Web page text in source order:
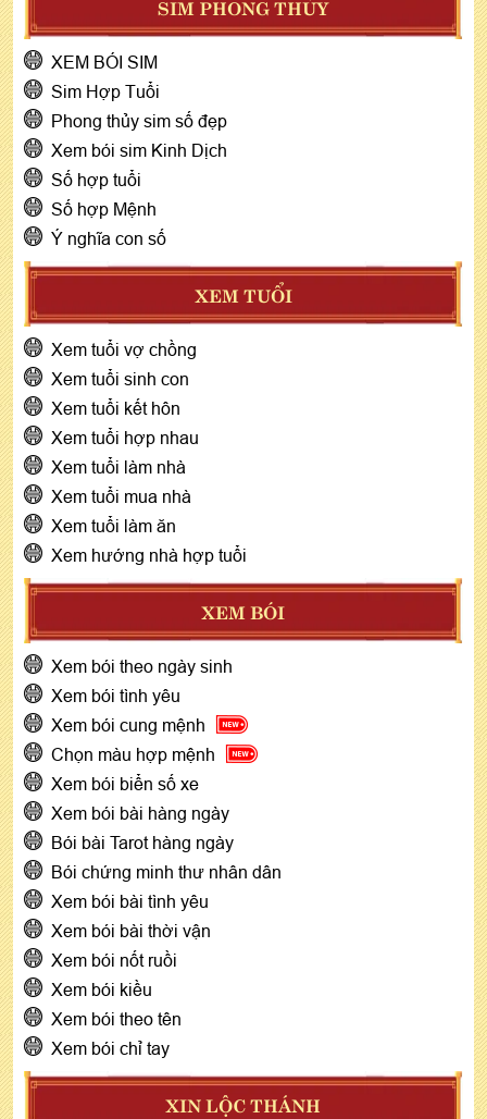
SIM PHONG THỦY
XEM BÓI SIM
Sim Hợp Tuổi
Phong thủy sim số đẹp
Xem bói sim Kinh Dịch
Số hợp tuổi
Số hợp Mệnh
Ý nghĩa con số
XEM TUỔI
Xem tuổi vợ chồng
Xem tuổi sinh con
Xem tuổi kết hôn
Xem tuổi hợp nhau
Xem tuổi làm nhà
Xem tuổi mua nhà
Xem tuổi làm ăn
Xem hướng nhà hợp tuổi
XEM BÓI
Xem bói theo ngày sinh
Xem bói tình yêu
Xem bói cung mệnh
Chọn màu hợp mệnh
Xem bói biển số xe
Xem bói bài hàng ngày
Bói bài Tarot hàng ngày
Bói chứng minh thư nhân dân
Xem bói bài tình yêu
Xem bói bài thời vận
Xem bói nốt ruồi
Xem bói kiều
Xem bói theo tên
Xem bói chỉ tay
XIN LỘC THÁNH